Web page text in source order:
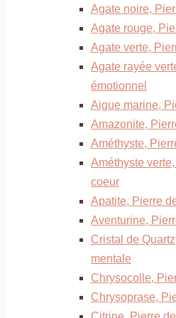
Agate noire,
Agate rouge,
Agate verte,
Agate rayée
émotionnel
Aigue marine,
Amazonite,
Améthyste,
Améthyste
coeur
Apatite, Pierre
Aventurine,
Cristal de
mentale
Chrysocolle,
Chrysoprase,